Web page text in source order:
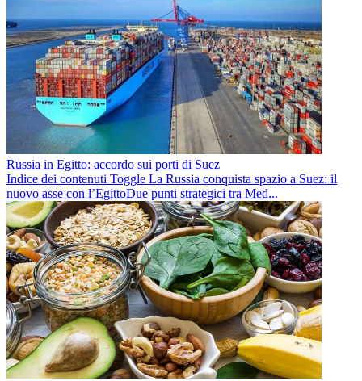
Russia in Egitto: accordo sui porti di Suez
Indice dei contenuti Toggle La Russia conquista spazio a Suez: il
nuovo asse con l’EgittoDue punti strategici tra Med...